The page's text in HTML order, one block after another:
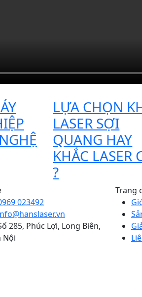
LỰA CHỌN
LASER SỢI
QUANG HAY
KHẮC LASER
?
023492
285, Phúc Lợi, Long Biên,
Nội
Trang